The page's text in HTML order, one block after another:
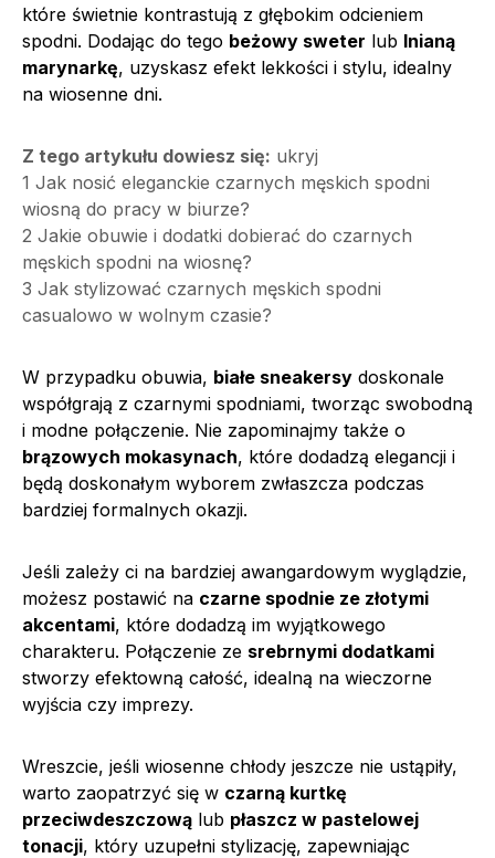
które świetnie kontrastują z głębokim odcieniem
spodni. Dodając do tego beżowy sweter lub lnianą
marynarkę, uzyskasz efekt lekkości i stylu, idealny
na wiosenne dni.
Z tego artykułu dowiesz się: ukryj
1 Jak nosić eleganckie czarnych męskich spodni
wiosną do pracy w biurze?
2 Jakie obuwie i dodatki dobierać do czarnych
męskich spodni na wiosnę?
3 Jak stylizować czarnych męskich spodni
casualowo w wolnym czasie?
W przypadku obuwia, białe sneakersy doskonale
współgrają z czarnymi spodniami, tworząc swobodną
i modne połączenie. Nie zapominajmy także o
brązowych mokasynach, które dodadzą elegancji i
będą doskonałym wyborem zwłaszcza podczas
bardziej formalnych okazji.
Jeśli zależy ci na bardziej awangardowym wyglądzie,
możesz postawić na czarne spodnie ze złotymi
akcentami, które dodadzą im wyjątkowego
charakteru. Połączenie ze srebrnymi dodatkami
stworzy efektowną całość, idealną na wieczorne
wyjścia czy imprezy.
Wreszcie, jeśli wiosenne chłody jeszcze nie ustąpiły,
warto zaopatrzyć się w czarną kurtkę
przeciwdeszczową lub płaszcz w pastelowej
tonacji, który uzupełni stylizację, zapewniając